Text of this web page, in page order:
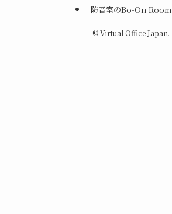
防音室のBo-On Room
©Virtual Office Japan.